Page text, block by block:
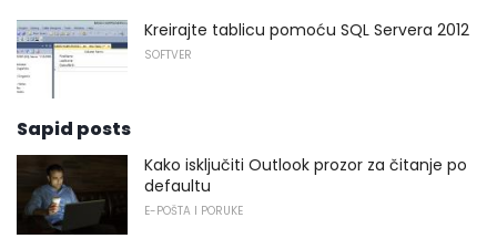
Kreirajte tablicu pomoću SQL Servera 2012
SOFTVER
Sapid posts
Kako isključiti Outlook prozor za čitanje po
defaultu
E-POŠTA I PORUKE